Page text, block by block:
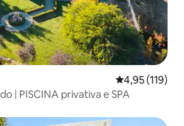
4,95 de uma
4,95 (119)
| PISCINA privativa e SPA